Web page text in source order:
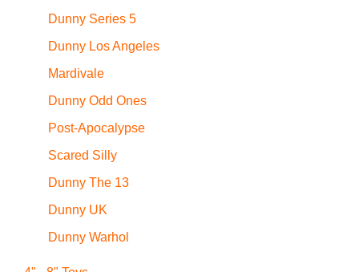
Dunny Series 5
Dunny Los Angeles
Mardivale
Dunny Odd Ones
Post-Apocalypse
Scared Silly
Dunny The 13
Dunny UK
Dunny Warhol